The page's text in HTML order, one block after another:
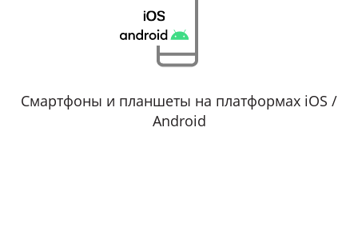
Смартфоны и планшеты на платформах iOS /
Android